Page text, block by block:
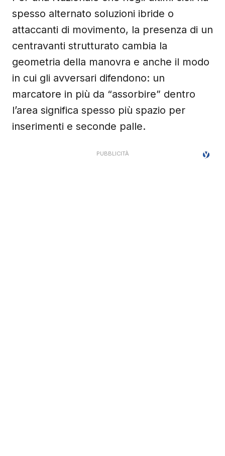
spesso alternato soluzioni ibride o
attaccanti di movimento, la presenza di un
centravanti strutturato cambia la
geometria della manovra e anche il modo
in cui gli avversari difendono: un
marcatore in più da “assorbire” dentro
l’area significa spesso più spazio per
inserimenti e seconde palle.